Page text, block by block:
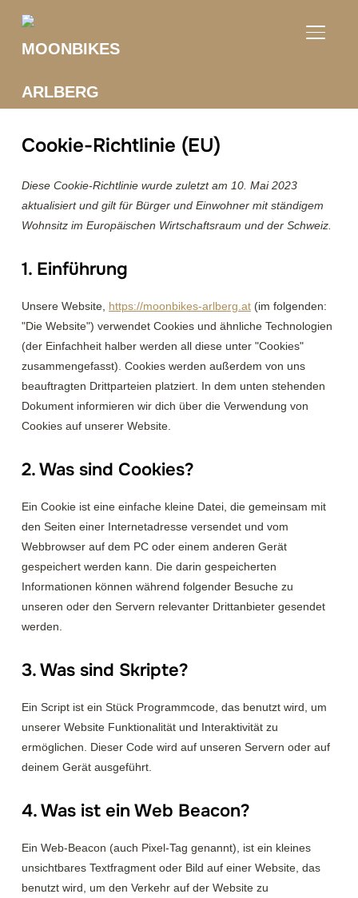
Cookie-Richtlinie (EU)
Diese Cookie-Richtlinie wurde zuletzt am 10. Mai 2023
aktualisiert und gilt für Bürger und Einwohner mit ständigem
Wohnsitz im Europäischen Wirtschaftsraum und der Schweiz.
1. Einführung
Unsere Website, https://moonbikes-arlberg.at(im folgenden:
"Die Website") verwendet Cookies und ähnliche Technologien
(der Einfachheit halber werden all diese unter "Cookies"
zusammengefasst). Cookies werden außerdem von uns
beauftragten Drittparteien platziert. In dem unten stehenden
Dokument informieren wir dich über die Verwendung von
Cookies auf unserer Website.
2. Was sind Cookies?
Ein Cookie ist eine einfache kleine Datei, die gemeinsam mit
den Seiten einer Internetadresse versendet und vom
Webbrowser auf dem PC oder einem anderen Gerät
gespeichert werden kann. Die darin gespeicherten
Informationen können während folgender Besuche zu
unseren oder den Servern relevanter Drittanbieter gesendet
werden.
3. Was sind Skripte?
Ein Script ist ein Stück Programmcode, das benutzt wird, um
unserer Website Funktionalität und Interaktivität zu
ermöglichen. Dieser Code wird auf unseren Servern oder auf
deinem Gerät ausgeführt.
4. Was ist ein Web Beacon?
Ein Web-Beacon (auch Pixel-Tag genannt), ist ein kleines
unsichtbares Textfragment oder Bild auf einer Website, das
benutzt wird, um den Verkehr auf der Website zu